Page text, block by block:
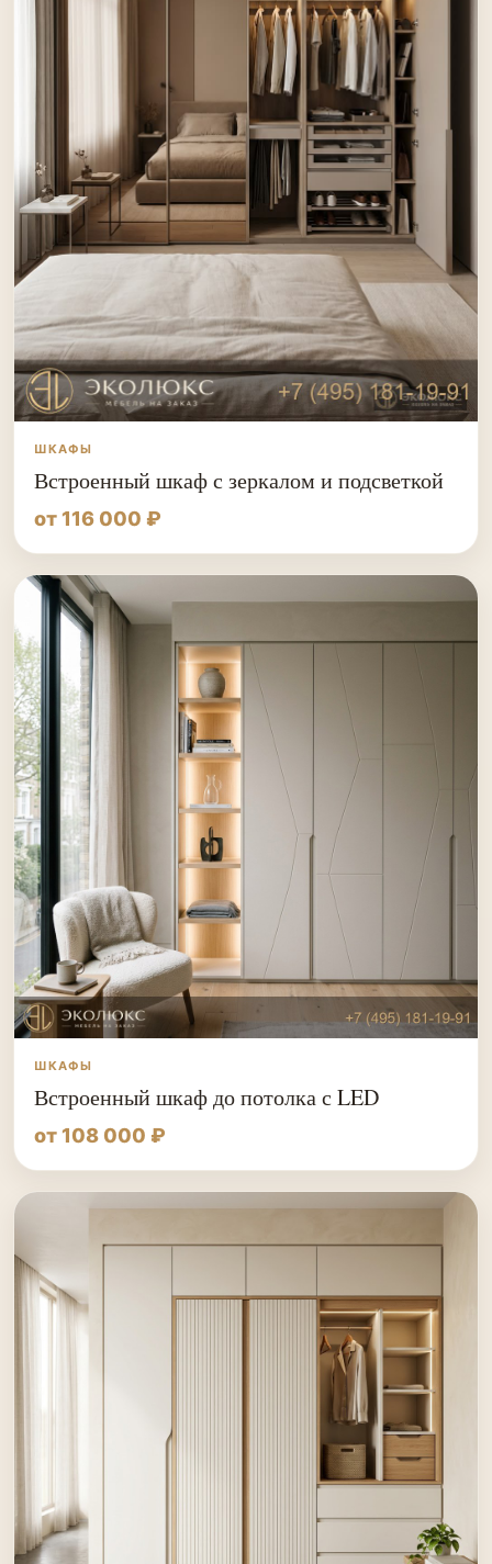
ШКАФЫ
Встроенный шкаф с зеркалом и подсветкой
от 116 000 ₽
ШКАФЫ
Встроенный шкаф до потолка с LED
от 108 000 ₽